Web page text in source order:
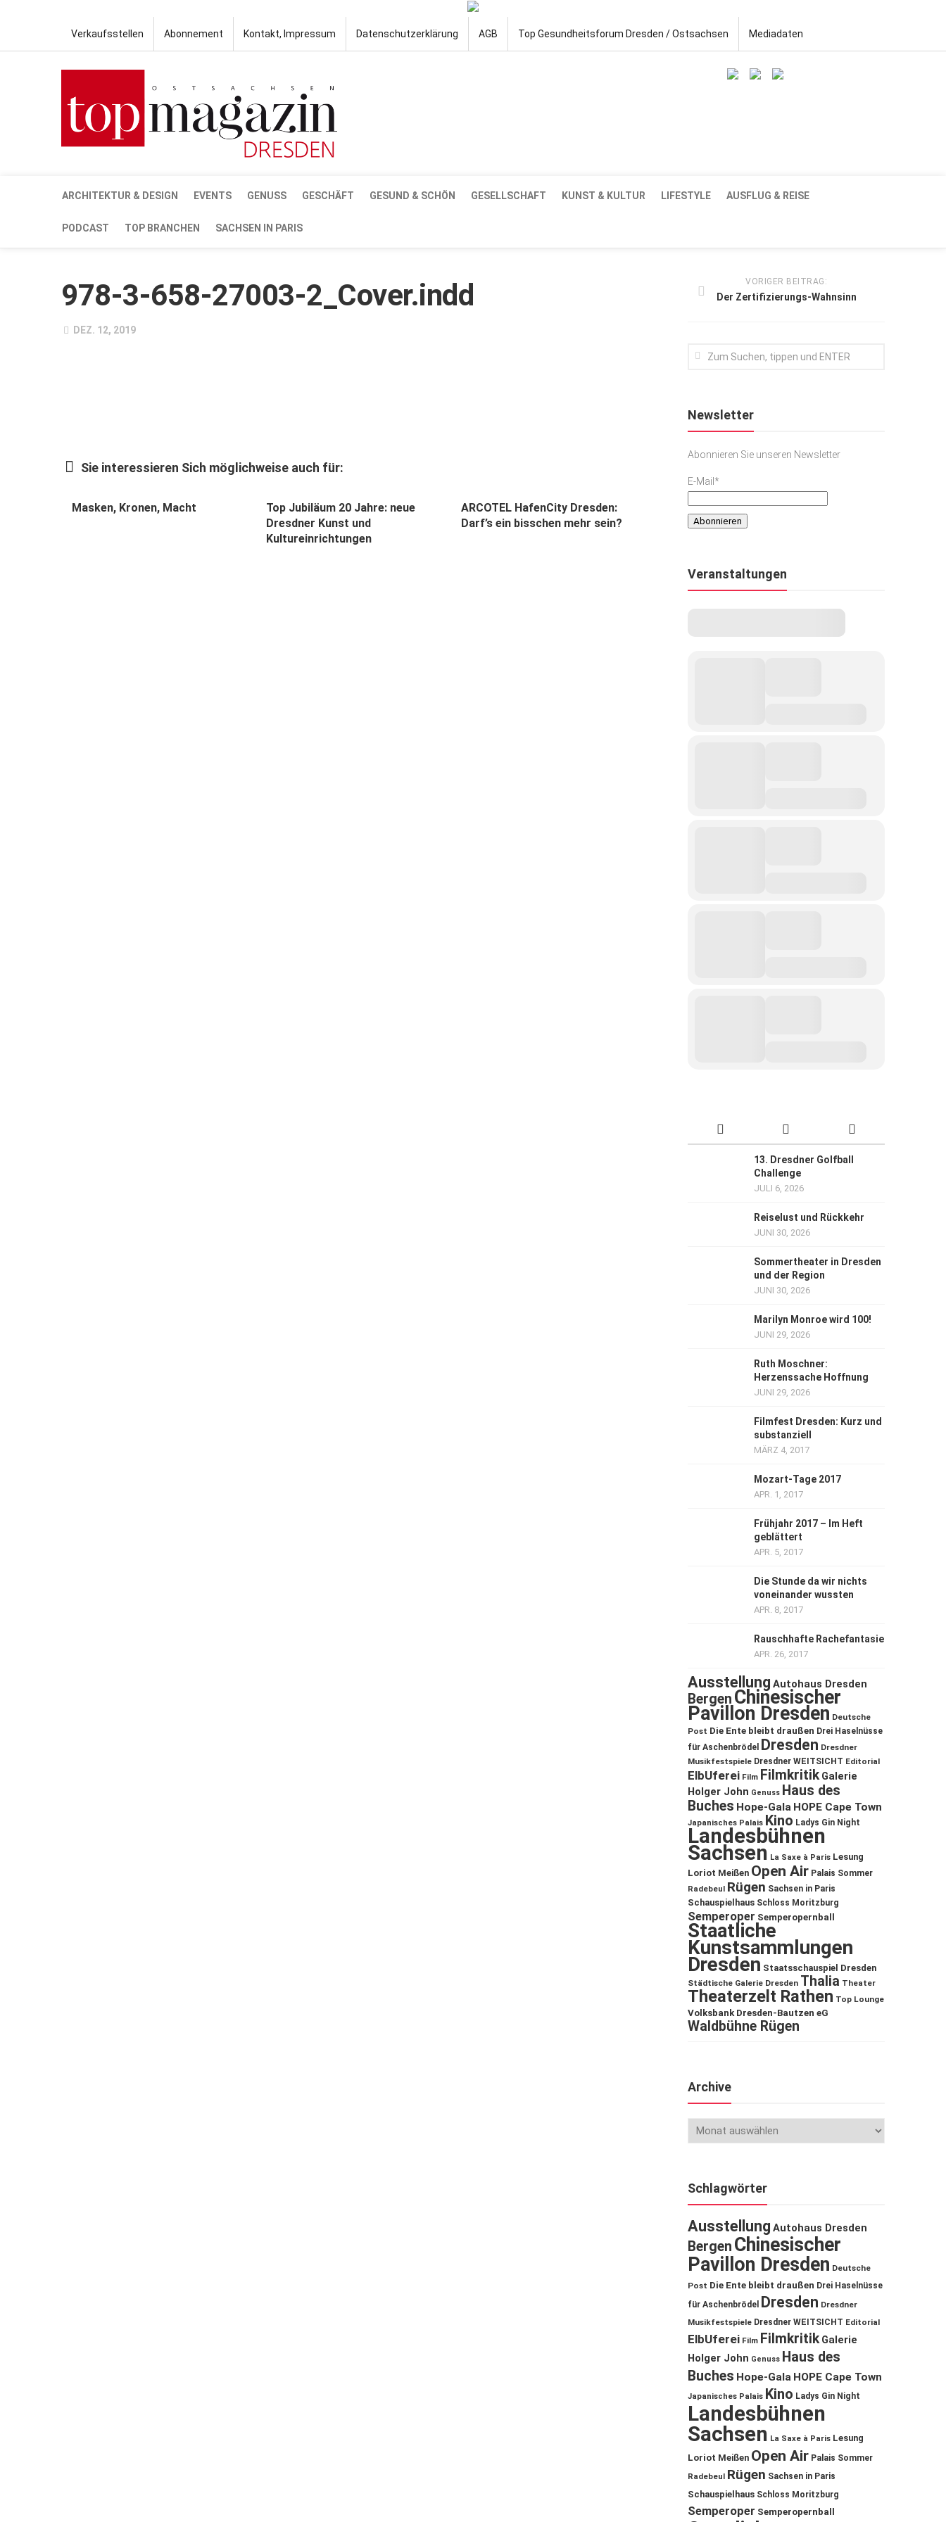
Verkaufsstellen Abonnement Kontakt, Impressum Datenschutzerklärung AGB Top Gesundheitsforum Dresden / Ostsachsen Mediadaten
ARCHITEKTUR & DESIGN EVENTS GENUSS GESCHÄFT GESUND & SCHÖN GESELLSCHAFT KUNST & KULTUR LIFESTYLE AUSFLUG & REISE
PODCAST TOP BRANCHEN SACHSEN IN PARIS
978-3-658-27003-2_Cover.indd
DEZ. 12, 2019
Sie interessieren Sich möglichweise auch für:
Masken, Kronen, Macht
Top Jubiläum 20 Jahre: neue
Dresdner Kunst und
Kultureinrichtungen
ARCOTEL HafenCity Dresden:
Darf’s ein bisschen mehr sein?
VORIGER BEITRAG:
Der Zertifizierungs-Wahnsinn
Newsletter
Abonnieren Sie unseren Newsletter
E-Mail*
Veranstaltungen
13. Dresdner Golfball
Challenge
JULI 6, 2026
Reiselust und Rückkehr
JUNI 30, 2026
Sommertheater in Dresden
und der Region
JUNI 30, 2026
Marilyn Monroe wird 100!
JUNI 29, 2026
Ruth Moschner:
Herzenssache Hoffnung
JUNI 29, 2026
Filmfest Dresden: Kurz und
substanziell
MÄRZ 4, 2017
Mozart-Tage 2017
APR. 1, 2017
Frühjahr 2017 – Im Heft
geblättert
APR. 5, 2017
Die Stunde da wir nichts
voneinander wussten
APR. 8, 2017
Rauschhafte Rachefantasie
APR. 26, 2017
Ausstellung Autohaus Dresden
Bergen Chinesischer
Pavillon Dresden Deutsche
Post Die Ente bleibt draußen Drei Haselnüsse
für Aschenbrödel
Dresden Dresdner
Musikfestspiele Dresdner WEITSICHT Editorial
ElbUferei Film Filmkritik Galerie
Holger John Genuss Haus des
Buches Hope-Gala HOPE Cape Town
Japanisches Palais Kino Ladys Gin Night
Landesbühnen
Sachsen La Saxe à Paris Lesung
Loriot Meißen Open Air Palais Sommer
Radebeul Rügen Sachsen in Paris
Schauspielhaus Schloss Moritzburg
Semperoper Semperopernball
Staatliche
Kunstsammlungen
Dresden Staatsschauspiel Dresden
Städtische Galerie Dresden Thalia Theater
Theaterzelt Rathen Top Lounge
Volksbank Dresden-Bautzen eG
Waldbühne Rügen
Archive
Schlagwörter
Ausstellung Autohaus Dresden
Bergen Chinesischer
Pavillon Dresden Deutsche
Post Die Ente bleibt draußen Drei Haselnüsse
für Aschenbrödel
Dresden Dresdner
Musikfestspiele Dresdner WEITSICHT Editorial
ElbUferei Film Filmkritik Galerie
Holger John Genuss Haus des
Buches Hope-Gala HOPE Cape Town
Japanisches Palais Kino Ladys Gin Night
Landesbühnen
Sachsen La Saxe à Paris Lesung
Loriot Meißen Open Air Palais Sommer
Radebeul Rügen Sachsen in Paris
Schauspielhaus Schloss Moritzburg
Semperoper Semperopernball